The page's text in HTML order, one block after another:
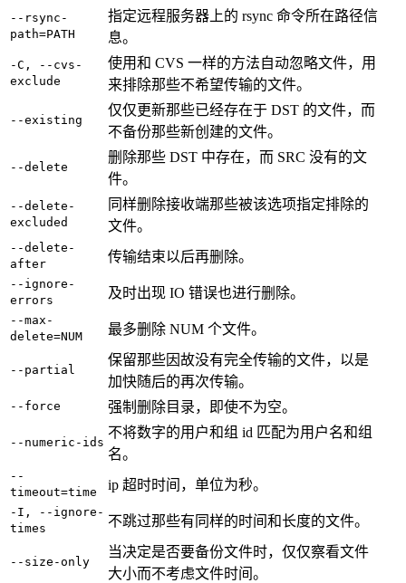
--rsync-
path=PATH
指定远程服务器上的 rsync 命令所在路径信
息。
-C, --cvs-
exclude
使用和 CVS 一样的方法自动忽略文件，用
来排除那些不希望传输的文件。
--existing
仅仅更新那些已经存在于 DST 的文件，而
不备份那些新创建的文件。
--delete
删除那些 DST 中存在，而 SRC 没有的文
件。
--delete-
excluded
同样删除接收端那些被该选项指定排除的
文件。
--delete-
after
传输结束以后再删除。
--ignore-
errors
及时出现 IO 错误也进行删除。
--max-
delete=NUM
最多删除 NUM 个文件。
--partial
保留那些因故没有完全传输的文件，以是
加快随后的再次传输。
--force 强制删除目录，即使不为空。
--numeric-ids
不将数字的用户和组 id 匹配为用户名和组
名。
--
timeout=time
ip 超时时间，单位为秒。
-I, --ignore-
times
不跳过那些有同样的时间和长度的文件。
--size-only
当决定是否要备份文件时，仅仅察看文件
大小而不考虑文件时间。